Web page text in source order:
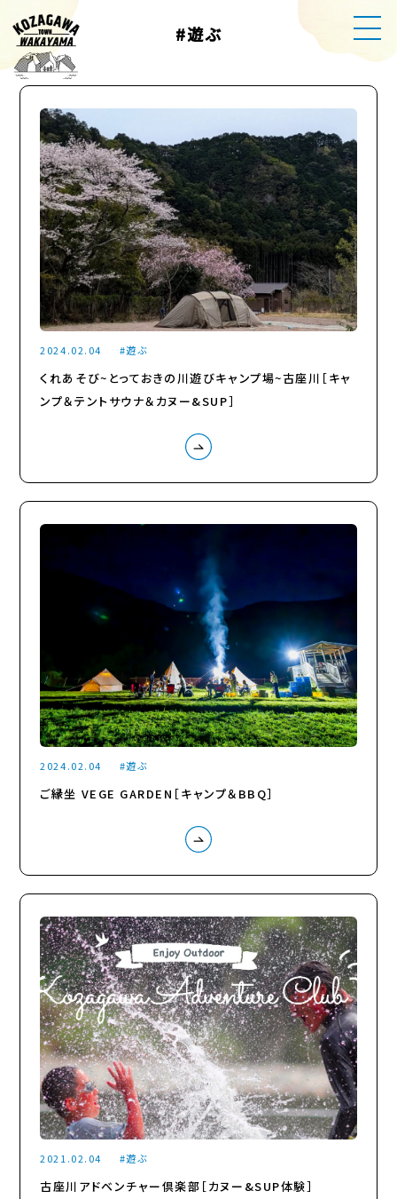
#遊ぶ
2024.02.04
くれあそび~とっておきの川遊びキャンプ場~古座川［キャ
ンプ＆テントサウナ＆カヌー&SUP］
遊ぶ
2024.02.04
ご縁坐 VEGE GARDEN［キャンプ＆BBQ］
遊ぶ
2021.02.04
古座川アドベンチャー倶楽部［カヌー&SUP体験］
遊ぶ